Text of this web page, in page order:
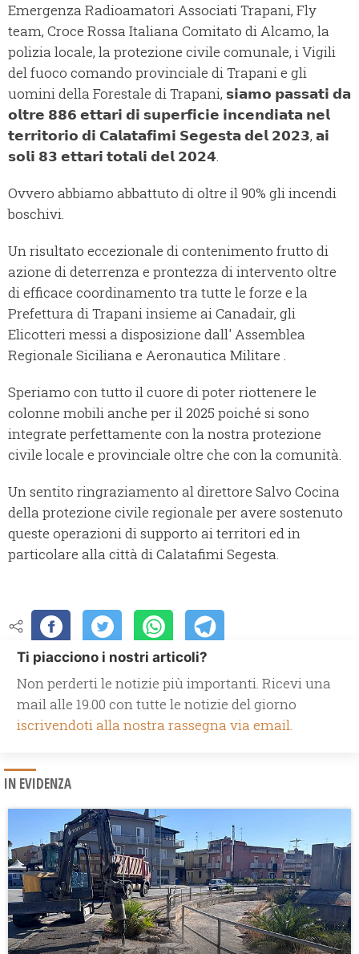
Emergenza Radioamatori Associati Trapani, Fly
team, Croce Rossa Italiana Comitato di Alcamo, la
polizia locale, la protezione civile comunale, i Vigili
del fuoco comando provinciale di Trapani e gli
uomini della Forestale di Trapani, 𝘀𝗶𝗮𝗺𝗼 𝗽𝗮𝘀𝘀𝗮𝘁𝗶 𝗱𝗮
𝗼𝗹𝘁𝗿𝗲 𝟴𝟴𝟲 𝗲𝘁𝘁𝗮𝗿𝗶 𝗱𝗶 𝘀𝘂𝗽𝗲𝗿𝗳𝗶𝗰𝗶𝗲 𝗶𝗻𝗰𝗲𝗻𝗱𝗶𝗮𝘁𝗮 𝗻𝗲𝗹
𝘁𝗲𝗿𝗿𝗶𝘁𝗼𝗿𝗶𝗼 𝗱𝗶 𝗖𝗮𝗹𝗮𝘁𝗮𝗳𝗶𝗺𝗶 𝗦𝗲𝗴𝗲𝘀𝘁𝗮 𝗱𝗲𝗹 𝟮𝟬𝟮𝟯, 𝗮𝗶
𝘀𝗼𝗹𝗶 𝟴𝟯 𝗲𝘁𝘁𝗮𝗿𝗶 𝘁𝗼𝘁𝗮𝗹𝗶 𝗱𝗲𝗹 𝟮𝟬𝟮𝟰.
Ovvero abbiamo abbattuto di oltre il 90% gli incendi
boschivi.
Un risultato eccezionale di contenimento frutto di
azione di deterrenza e prontezza di intervento oltre
di efficace coordinamento tra tutte le forze e la
Prefettura di Trapani insieme ai Canadair, gli
Elicotteri messi a disposizione dall' Assemblea
Regionale Siciliana e Aeronautica Militare .
Speriamo con tutto il cuore di poter riottenere le
colonne mobili anche per il 2025 poiché si sono
integrate perfettamente con la nostra protezione
civile locale e provinciale oltre che con la comunità.
Un sentito ringraziamento al direttore Salvo Cocina
della protezione civile regionale per avere sostenuto
queste operazioni di supporto ai territori ed in
particolare alla città di Calatafimi Segesta.
Ti piacciono i nostri articoli?
Non perderti le notizie più importanti. Ricevi una
mail alle 19.00 con tutte le notizie del giorno
iscrivendoti alla nostra rassegna via email.
IN EVIDENZA